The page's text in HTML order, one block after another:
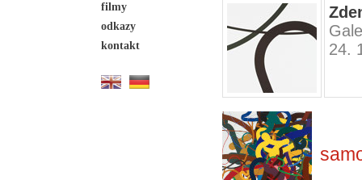
filmy
odkazy
kontakt
24.